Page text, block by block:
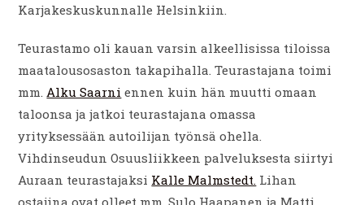
Karjakeskuskunnalle Helsinkiin.
Teurastamo oli kauan varsin alkeellisissa tiloissa
maatalousosaston takapihalla. Teurastajana toimi
mm. Alku Saarni ennen kuin hän muutti omaan
taloonsa ja jatkoi teurastajana omassa
yrityksessään autoilijan työnsä ohella.
Vihdinseudun Osuusliikkeen palveluksesta siirtyi
Auraan teurastajaksi Kalle Malmstedt. Lihan
ostajina ovat olleet mm. Sulo Haapanen ja Matti